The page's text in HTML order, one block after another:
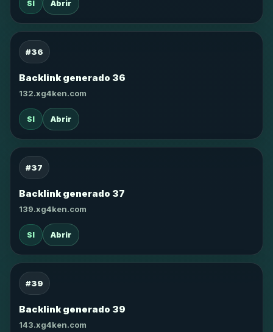
SI Abrir
#36
Backlink generado 36
132.xg4ken.com
SI Abrir
#37
Backlink generado 37
139.xg4ken.com
SI Abrir
#39
Backlink generado 39
143.xg4ken.com